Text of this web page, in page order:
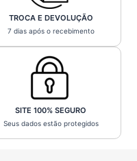
TROCA E DEVOLUÇÃO
7 dias após o recebimento
SITE 100% SEGURO
Seus dados estão protegidos